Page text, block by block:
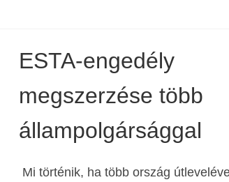
ESTA-engedély
megszerzése több
állampolgársággal
Mi történik, ha több ország